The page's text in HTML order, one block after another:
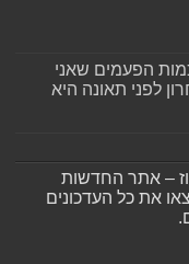
הפעמים שאני
לפני תאונה היא
– אתר החדשות
את כל העדכונים